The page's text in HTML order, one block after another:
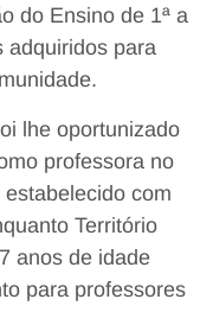
do Ensino de 1ª a
adquiridos para
lhe oportunizado
professora no
com
Território
anos de idade
para professores